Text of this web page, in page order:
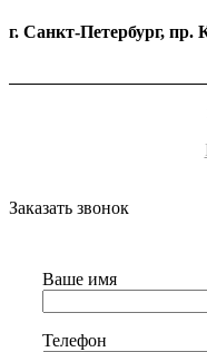
г. Санкт-Петербург, пр.
Заказать звонок
Ваше имя
Телефон